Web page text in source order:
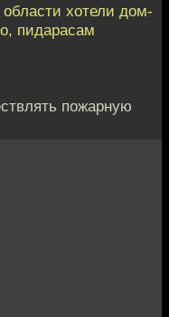
хотели дом-
пидарасам
пожарную